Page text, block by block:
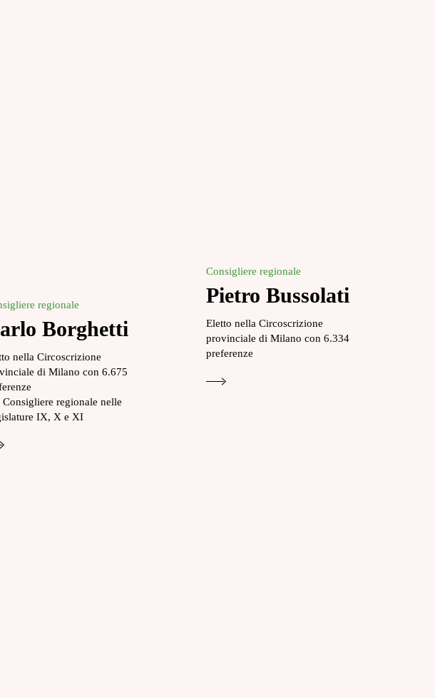
regionale
Borghetti
nella Circoscrizione
di Milano con 6.675
Consigliere regionale nelle
IX, X e XI
Consigliere regionale
Pietro Bussolati
Eletto nella Circoscrizione
provinciale di Milano con 6.334
preferenze